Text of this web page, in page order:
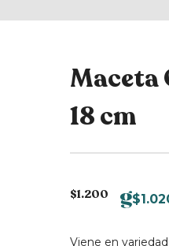
Maceta
18 cm
$1.200 $
Viene en